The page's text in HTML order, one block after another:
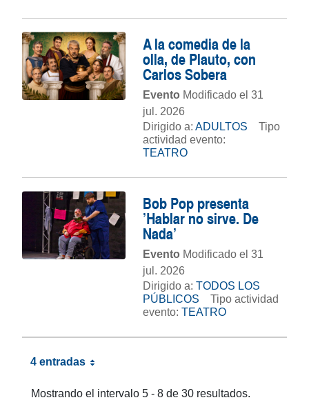
A la comedia de la
olla, de Plauto, con
Carlos Sobera
Evento Modificado el 31
jul. 2026
Dirigido a: ADULTOS
Tipo
actividad evento:
TEATRO
Bob Pop presenta
'Hablar no sirve. De
Nada'
Evento Modificado el 31
jul. 2026
Dirigido a: TODOS LOS
PÚBLICOS
Tipo actividad
evento: TEATRO
4 entradas
Mostrando el intervalo 5 - 8 de 30 resultados.